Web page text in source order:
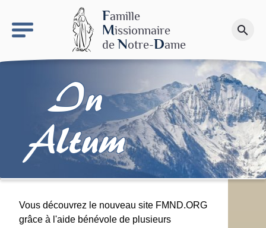
Famille
Missionnaire
de Notre-Dame
search
Faire un don
In
Altum
Vous découvrez le nouveau site FMND.ORG
grâce à l'aide bénévole de plusieurs